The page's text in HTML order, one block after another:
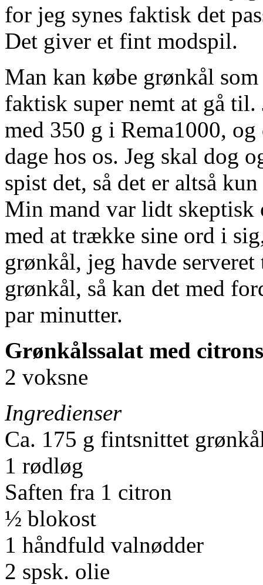
for jeg synes faktisk det
Det giver et fint modspil.
Man kan købe grønkål
faktisk super nemt at gå
med 350 g i Rema1000,
dage hos os. Jeg skal dog
spist det, så det er altså
Min mand var lidt skeptisk
med at trække sine ord i
grønkål, jeg havde
grønkål, så kan det med
par minutter.
Grønkålssalat med
2 voksne
Ingredienser
Ca. 175 g fintsnittet
1 rødløg
Saften fra 1 citron
½ blokost
1 håndfuld valnødder
2 spsk. olie